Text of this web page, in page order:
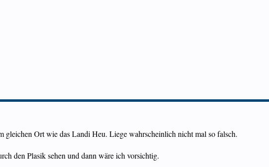
Ort wie das Landi Heu. Liege wahrscheinlich nicht mal so falsch.
den Plasik sehen und dann wäre ich vorsichtig.